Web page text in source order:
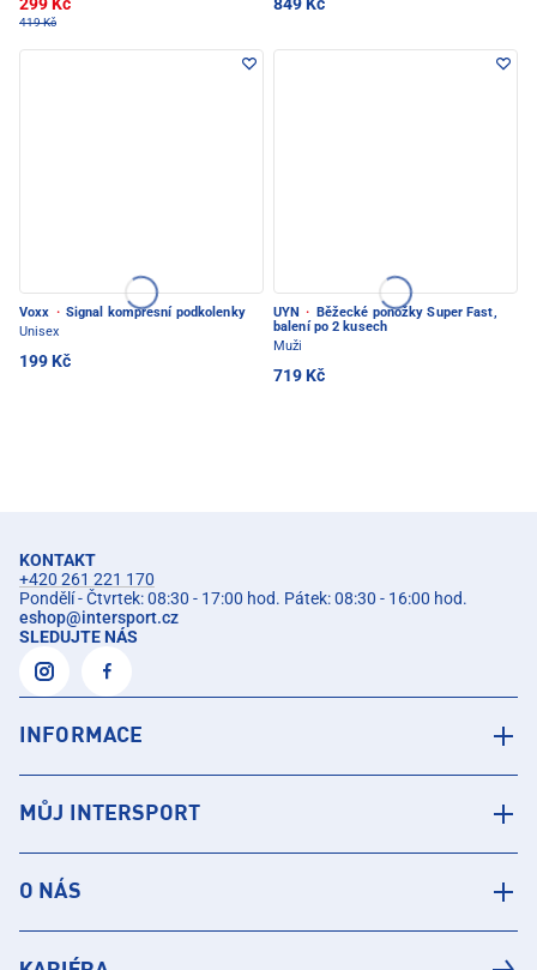
299 Kč
419 Kč
849 Kč
Voxx · Signal kompresní podkolenky
Unisex
199 Kč
UYN ·
Běžecké ponožky Super Fast,
balení po 2 kusech
Muži
719 Kč
KONTAKT
+420 261 221 170
Pondělí - Čtvrtek: 08:30 - 17:00 hod. Pátek: 08:30 - 16:00 hod.
eshop@intersport.cz
SLEDUJTE NÁS
INFORMACE
MŮJ INTERSPORT
O NÁS